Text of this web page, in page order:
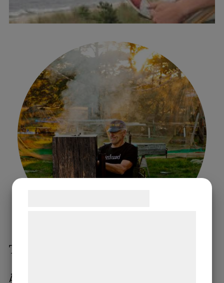
Tradition
Ålafisket har traditioner och bedrivs i princip